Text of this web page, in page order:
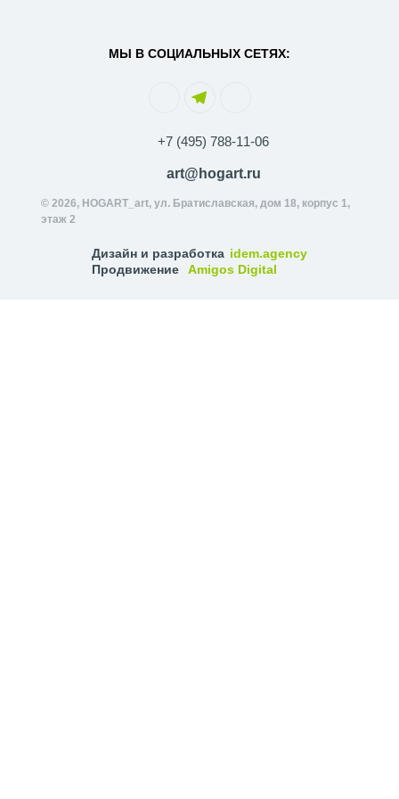
МЫ В СОЦИАЛЬНЫХ СЕТЯХ:
+7 (495) 788-11-06
art@hogart.ru
© 2026, HOGART_art, ул. Братиславская, дом 18, корпус 1,
этаж 2
Дизайн и разработка idem.agency
Продвижение
Amigos Digital